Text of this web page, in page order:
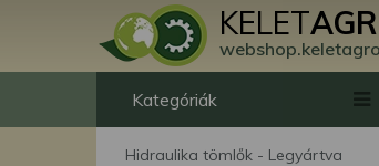
KELET
Kategóriák
Hidraulika tömlők - Legyártva